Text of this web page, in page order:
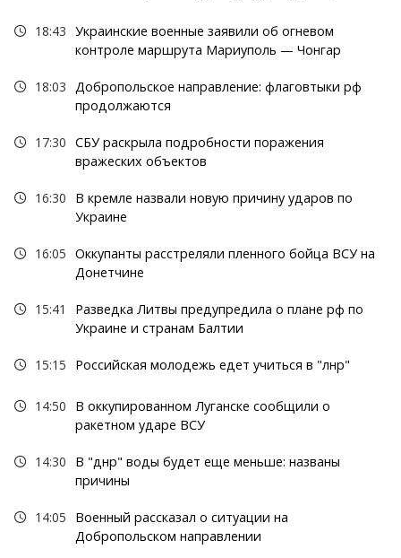
18:43 Украинские военные заявили об огневом
контроле маршрута Мариуполь — Чонгар
18:03 Добропольское направление: флаговтыки рф
продолжаются
17:30 СБУ раскрыла подробности поражения
вражеских объектов
16:30
В кремле назвали новую причину ударов по
Украине
16:05 Оккупанты расстреляли пленного бойца ВСУ на
Донетчине
15:41
Разведка Литвы предупредила о плане рф по
Украине и странам Балтии
15:15 Российская молодежь едет учиться в "лнр"
14:50
В оккупированном Луганске сообщили о
ракетном ударе ВСУ
14:30
В "днр" воды будет еще меньше: названы
причины
14:05
Военный рассказал о ситуации на
Добропольском направлении